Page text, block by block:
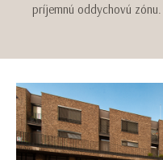
príjemnú oddychovú zónu.